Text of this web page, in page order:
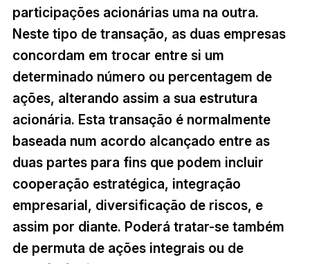
participações acionárias uma na outra.
Neste tipo de transação, as duas empresas
concordam em trocar entre si um
determinado número ou percentagem de
ações, alterando assim a sua estrutura
acionária. Esta transação é normalmente
baseada num acordo alcançado entre as
duas partes para fins que podem incluir
cooperação estratégica, integração
empresarial, diversificação de riscos, e
assim por diante. Poderá tratar-se também
de permuta de ações integrais ou de